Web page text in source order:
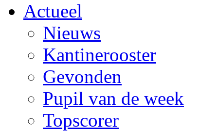
Actueel
Nieuws
Kantinerooster
Gevonden
Pupil van de week
Topscorer